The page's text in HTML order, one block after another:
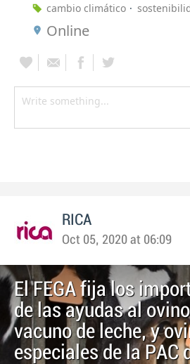
cambio climático
Online
RICA
Oct 05, 2020 at 06:09
El FEGA fija los
de las ayudas al
vacuno de leche, y
especiales de la PAC